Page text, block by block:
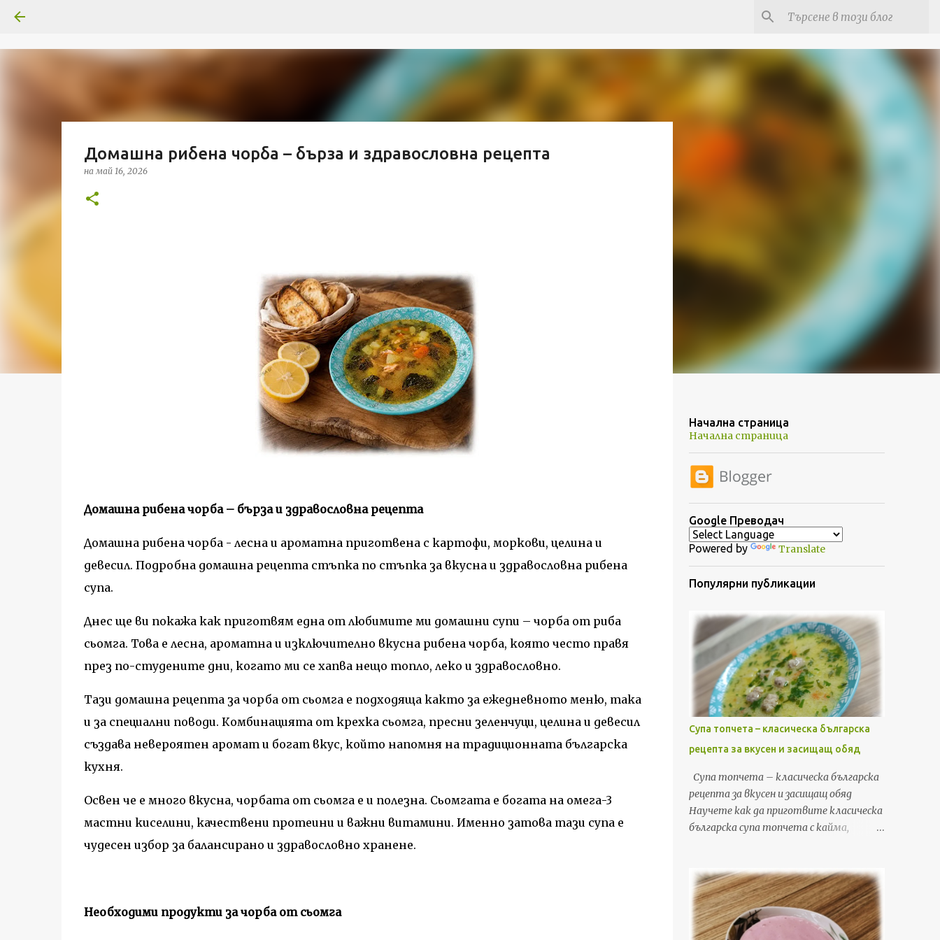
Домашна рибена чорба – бърза и здравословна рецепта
намай 16, 2026
Домашна рибена чорба – бърза и здравословна рецепта
Домашна рибена чорба - лесна и ароматна приготвена с картофи, моркови, целина и
девесил. Подробна домашна рецепта стъпка по стъпка за вкусна и здравословна рибена
супа.
Днес ще ви покажа как приготвям една от любимите ми домашни супи – чорба от риба
сьомга. Това е лесна, ароматна и изключително вкусна рибена чорба, която често правя
през по-студените дни, когато ми се хапва нещо топло, леко и здравословно.
Тази домашна рецепта за чорба от сьомга е подходяща както за ежедневното меню, така
и за специални поводи. Комбинацията от крехка сьомга, пресни зеленчуци, целина и девесил
създава невероятен аромат и богат вкус, който напомня на традиционната българска
кухня.
Освен че е много вкусна, чорбата от сьомга е и полезна. Сьомгата е богата на омега-3
мастни киселини, качествени протеини и важни витамини. Именно затова тази супа е
чудесен избор за балансирано и здравословно хранене.
Необходими продукти за чорба от сьомга
Начална страница
Начална страница
Google Преводач
Powered by Translate
Популярни публикации
Супа топчета – класическа българска
рецепта за вкусен и засищащ обяд
Супа топчета – класическа българска
рецепта за вкусен и засищащ обяд
Научете как да приготвите класическа
българска супа топчета с кайма,
вечеря, с подробни стъпки и съвети. Ако
търсите рецепта, която да съчетае
уют, домашен вкус и бързина, супата
топчета е точно това, от което